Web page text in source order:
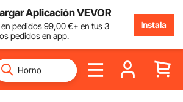
Aplicación VEVOR
en pedidos99,00€+ en tus 3
pedidos en app.
Instala